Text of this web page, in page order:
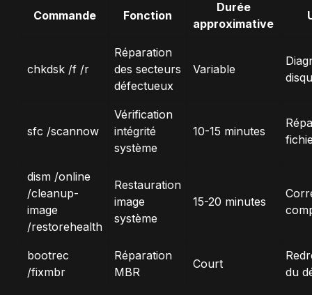
Commande Fonction
Durée
approximative
chkdsk /f /r
Réparation
des secteurs
défectueux
Variable
sfc /scannow
Vérification
intégrité
système
10-15 minutes
dism /online
/cleanup-
image
/restorehealth
Restauration
image
système
15-20 minutes
bootrec
/fixmbr
Réparation
MBR
Court
du